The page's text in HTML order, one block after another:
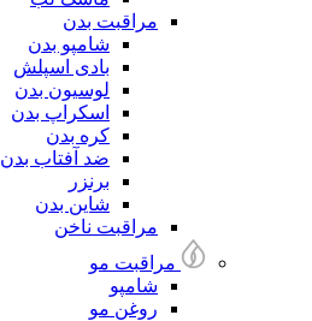
مراقبت بدن
شامپو بدن
بادی اسپلش
لوسیون بدن
اسکراپ بدن
کره بدن
ضد آفتاب بدن
برنزر
شاین بدن
مراقبت ناخن
مراقبت مو
شامپو
روغن مو